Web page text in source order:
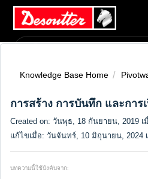
Knowledge Base Home
การสร้าง การบันทึก และการ
Created on: วันพุธ, 18 กันยายน, 2019 เ
แก้ไขเมื่อ: วันจันทร์, 10 มิถุนายน, 2024
บทความนี้ใช้บังคับจาก: